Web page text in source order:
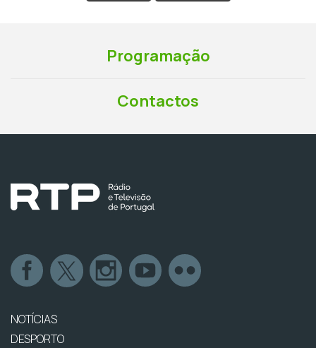
Programação
Contactos
NOTÍCIAS
DESPORTO